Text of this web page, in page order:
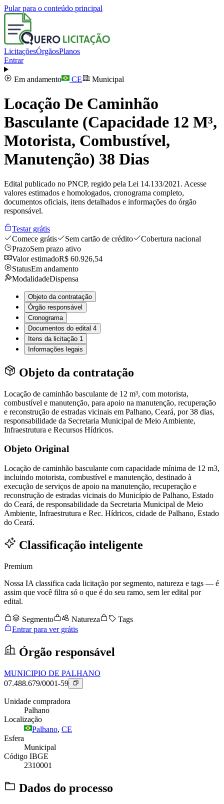
Pular para o conteúdo principal
LicitaçõesÓrgãosPlanos
Entrar
Em andamento CE Municipal
Locação De Caminhão
Basculante (Capacidade 12 M³,
Motorista, Combustível,
Manutenção) 38 Dias
Edital publicado no PNCP, regido pela Lei 14.133/2021. Acesse
valores estimados e homologados, cronograma completo,
documentos oficiais, itens detalhados e informações do órgão
responsável.
Testar grátis
Comece grátis
Sem cartão de crédito
Cobertura nacional
PrazoSem prazo ativo
Valor estimadoR$ 60.926,54
StatusEm andamento
ModalidadeDispensa
Objeto da contratação
Órgão responsável
Cronograma
Documentos do edital 4
Itens da licitação 1
Informações legais
Objeto da contratação
Locação de caminhão basculante de 12 m³, com motorista,
combustível e manutenção, para apoio na manutenção, recuperação
e reconstrução de estradas vicinais em Palhano, Ceará, por 38 dias,
responsabilidade da Secretaria Municipal de Meio Ambiente,
Infraestrutura e Recursos Hídricos.
Objeto Original
Locação de caminhão basculante com capacidade mínima de 12 m3,
incluindo motorista, combustível e manutenção, destinado à
execução de serviços de apoio na manutenção, recuperação e
reconstrução de estradas vicinais do Município de Palhano, Estado
do Ceará, de responsabilidade da Secretaria Municipal de Meio
Ambiente, Infraestrutura e Rec. Hídricos, cidade de Palhano, Estado
do Ceará.
Classificação inteligente
Premium
Nossa IA classifica cada licitação por segmento, natureza e tags — é
assim que você filtra só o que é do seu ramo, sem ler edital por
edital.
Segmento Natureza
Tags
Entrar para ver grátis
Órgão responsável
MUNICIPIO DE PALHANO
07.488.679/0001-59
Unidade compradora
Palhano
Localização
Palhano, CE
Esfera
Municipal
Código IBGE
2310001
Dados do processo